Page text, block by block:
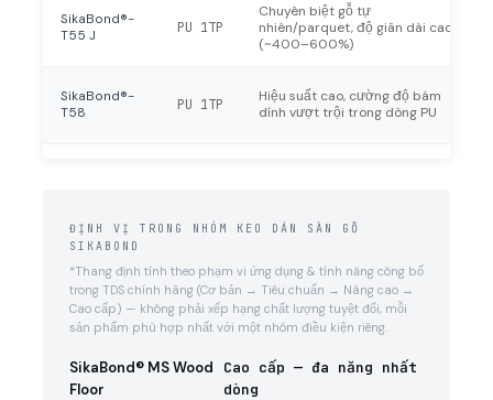
SikaBond®-
T55 J
PU 1TP
Chuyên biệt gỗ tự
nhiên/parquet, độ giãn dài cao
(~400–600%)
SikaBond®-
T58
PU 1TP
Hiệu suất cao, cường độ bám
dính vượt trội trong dòng PU
ĐỊNH VỊ TRONG NHÓM KEO DÁN SÀN GỖ
SIKABOND
*Thang định tính theo phạm vi ứng dụng & tính năng công bố
trong TDS chính hãng (Cơ bản → Tiêu chuẩn → Nâng cao →
Cao cấp) — không phải xếp hạng chất lượng tuyệt đối, mỗi
sản phẩm phù hợp nhất với một nhóm điều kiện riêng.
SikaBond® MS Wood
Floor
Cao cấp — đa năng nhất
dòng